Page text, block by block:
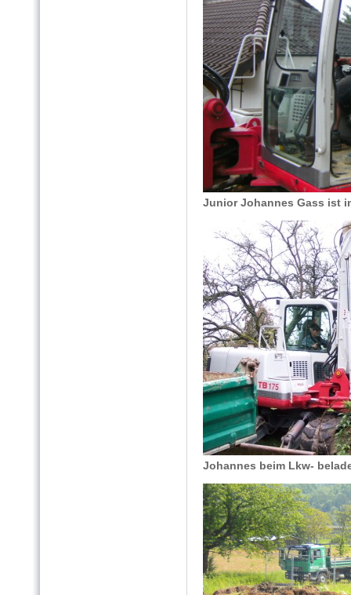
Junior Johannes Gass ist
Johannes beim Lkw-